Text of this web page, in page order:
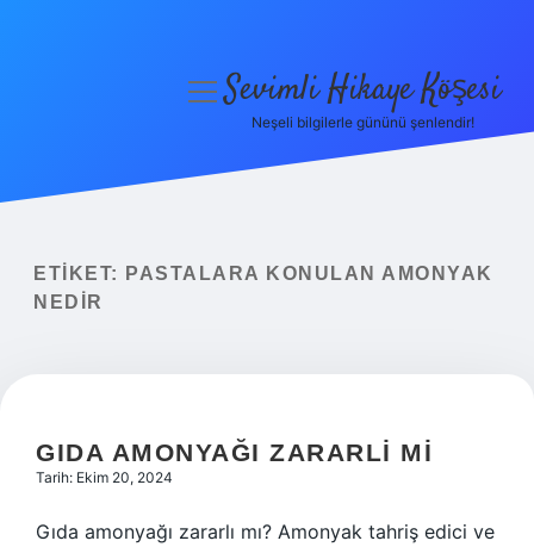
Yasal Uyarı
menüyüSevimli Hikaye Köşesi
Neşeli bilgilerle gününü şenlendir!
ETIKET:
PASTALARA KONULAN AMONYAK
NEDIR
GIDA AMONYAĞI ZARARLI MI
Tarih: Ekim 20, 2024
Gıda amonyağı zararlı mı? Amonyak tahriş edici ve